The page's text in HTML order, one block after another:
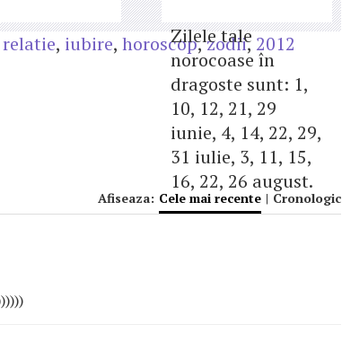
Zilele tale
norocoase în
dragoste sunt: 1,
10, 12, 21, 29
iunie, 4, 14, 22, 29,
31 iulie, 3, 11, 15,
16, 22, 26 august.
relatie, iubire, horoscop,zodii, 2012
Afiseaza: Cele mai recente | Cronologic